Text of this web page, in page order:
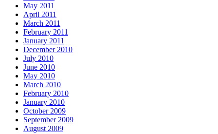
May 2011
April 2011
March 2011
February 2011
January 2011
December 2010
July 2010
June 2010
May 2010
March 2010
February 2010
January 2010
October 2009
September 2009
August 2009